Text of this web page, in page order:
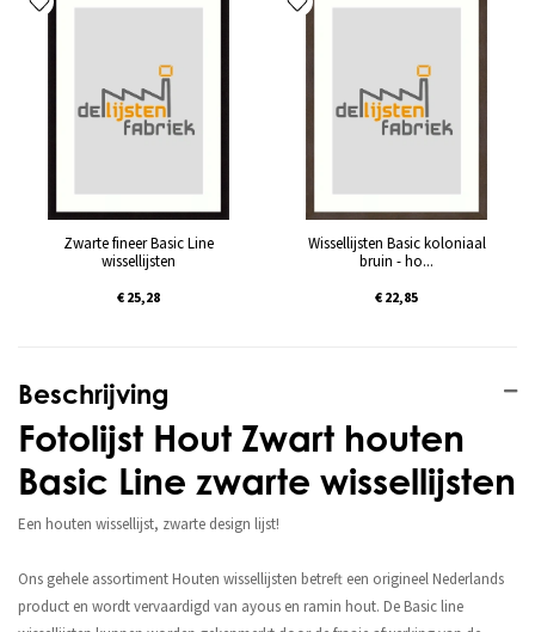
Beschrijving
Fotolijst Hout Zwart houten
Basic Line zwarte wissellijsten
Een houten wissellijst, zwarte design lijst!
Ons gehele assortiment Houten wissellijsten betreft een origineel Nederlands
product en wordt vervaardigd van ayous en ramin hout. De Basic line
Zwarte fineer Basic Line
wissellijsten
€ 25,28
Wissellijsten Basic koloniaal
bruin - ho...
€ 22,85